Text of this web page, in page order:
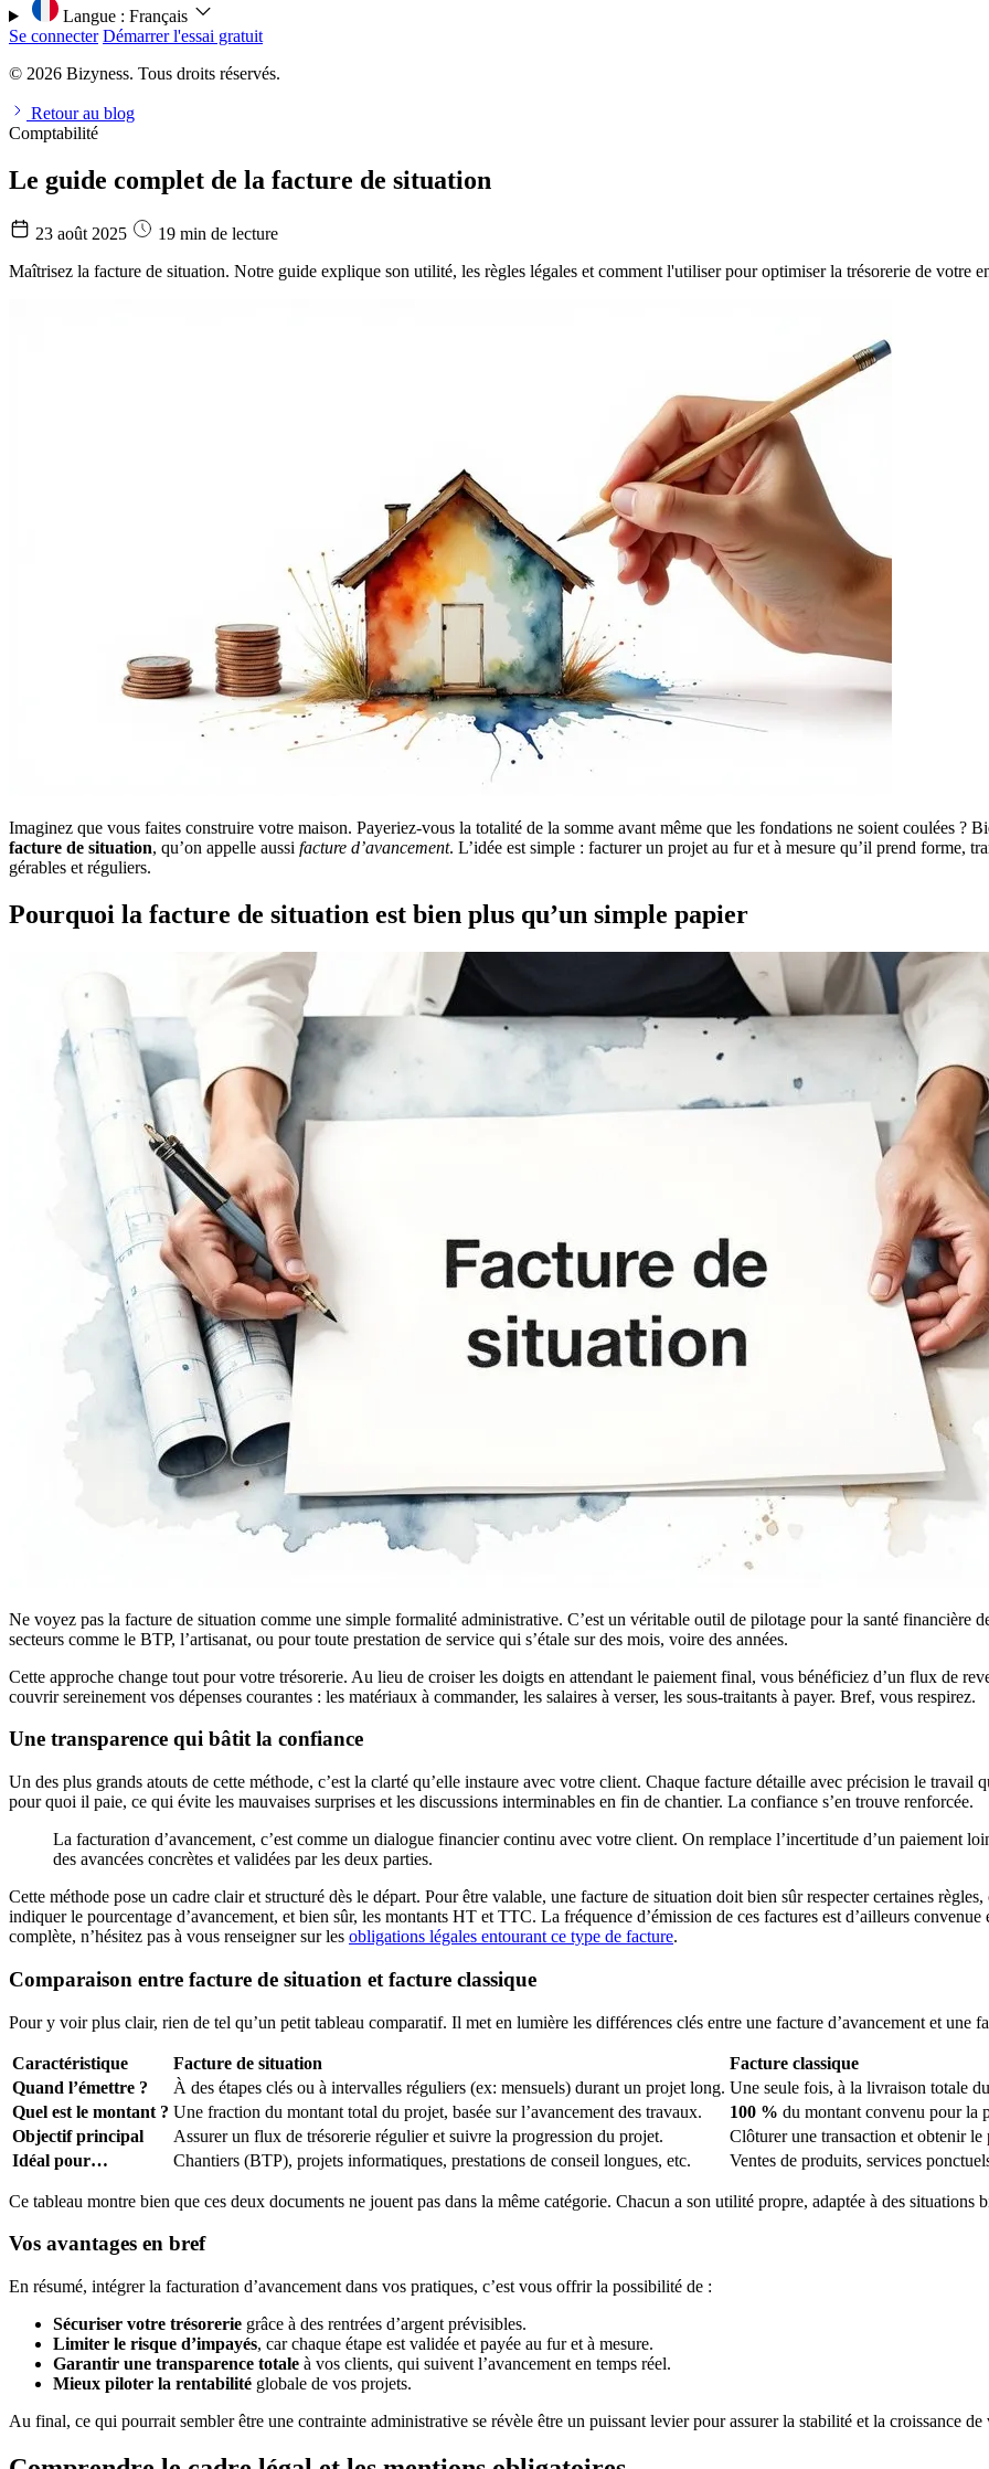
Langue : Français
Se connecter Démarrer l'essai gratuit
© 2026 Bizyness. Tous droits réservés.
Retour au blog
Comptabilité
Le guide complet de la facture de situation
23 août 2025
19 min de lecture
Maîtrisez la facture de situation. Notre guide explique son utilité, les règles légales et comment l'utiliser pour optimiser la trésorerie de votre
Imaginez que vous faites construire votre maison. Payeriez-vous la totalité de la somme avant même que les fondations ne soient coulées ?
facture de situation, qu’on appelle aussi facture d’avancement. L’idée est simple : facturer un projet au fur et à mesure qu’il prend forme,
gérables et réguliers.
Pourquoi la facture de situation est bien plus qu’un simple papier
Ne voyez pas la facture de situation comme une simple formalité administrative. C’est un véritable outil de pilotage pour la santé financière
secteurs comme le BTP, l’artisanat, ou pour toute prestation de service qui s’étale sur des mois, voire des années.
Cette approche change tout pour votre trésorerie. Au lieu de croiser les doigts en attendant le paiement final, vous bénéficiez d’un flux de
couvrir sereinement vos dépenses courantes : les matériaux à commander, les salaires à verser, les sous-traitants à payer. Bref, vous respirez.
Une transparence qui bâtit la confiance
Un des plus grands atouts de cette méthode, c’est la clarté qu’elle instaure avec votre client. Chaque facture détaille avec précision le
pour quoi il paie, ce qui évite les mauvaises surprises et les discussions interminables en fin de chantier. La confiance s’en trouve renforcée.
La facturation d’avancement, c’est comme un dialogue financier continu avec votre client. On remplace l’incertitude d’un paiement
des avancées concrètes et validées par les deux parties.
Cette méthode pose un cadre clair et structuré dès le départ. Pour être valable, une facture de situation doit bien sûr respecter certaines
indiquer le pourcentage d’avancement, et bien sûr, les montants HT et TTC. La fréquence d’émission de ces factures est d’ailleurs
complète, n’hésitez pas à vous renseigner sur les obligations légales entourant ce type de facture.
Comparaison entre facture de situation et facture classique
Pour y voir plus clair, rien de tel qu’un petit tableau comparatif. Il met en lumière les différences clés entre une facture d’avancement et une
Caractéristique Facture de situation
Facture classique
Quand l’émettre ?
À des étapes clés ou à intervalles réguliers (ex: mensuels) durant un projet long. Une seule fois, à la livraison totale
Quel est le montant ? Une fraction du montant total du projet, basée sur l’avancement des travaux. 100 % du montant convenu pour la
Objectif principal
Assurer un flux de trésorerie régulier et suivre la progression du projet.
Clôturer une transaction et obtenir
Idéal pour…
Chantiers (BTP), projets informatiques, prestations de conseil longues, etc. Ventes de produits, services
Ce tableau montre bien que ces deux documents ne jouent pas dans la même catégorie. Chacun a son utilité propre, adaptée à des situations
Vos avantages en bref
En résumé, intégrer la facturation d’avancement dans vos pratiques, c’est vous offrir la possibilité de :
Sécuriser votre trésorerie grâce à des rentrées d’argent prévisibles.
Limiter le risque d’impayés, car chaque étape est validée et payée au fur et à mesure.
Garantir une transparence totale à vos clients, qui suivent l’avancement en temps réel.
Mieux piloter la rentabilité globale de vos projets.
Au final, ce qui pourrait sembler être une contrainte administrative se révèle être un puissant levier pour assurer la stabilité et la croissance de